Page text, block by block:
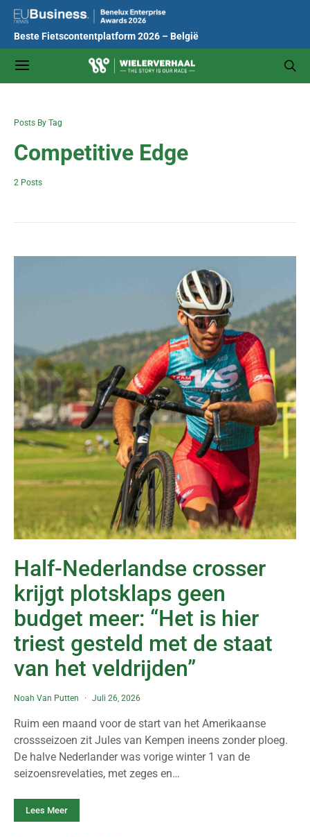
Beste Fietscontentplatform 2026 – België
Posts By Tag
Competitive Edge
2 Posts
Half-Nederlandse crosser
krijgt plotsklaps geen
budget meer: “Het is hier
triest gesteld met de staat
van het veldrijden”
Noah Van Putten Juli 26, 2026
Ruim een maand voor de start van het Amerikaanse
crossseizoen zit Jules van Kempen ineens zonder ploeg.
De halve Nederlander was vorige winter 1 van de
seizoensrevelaties, met zeges en…
Lees Meer